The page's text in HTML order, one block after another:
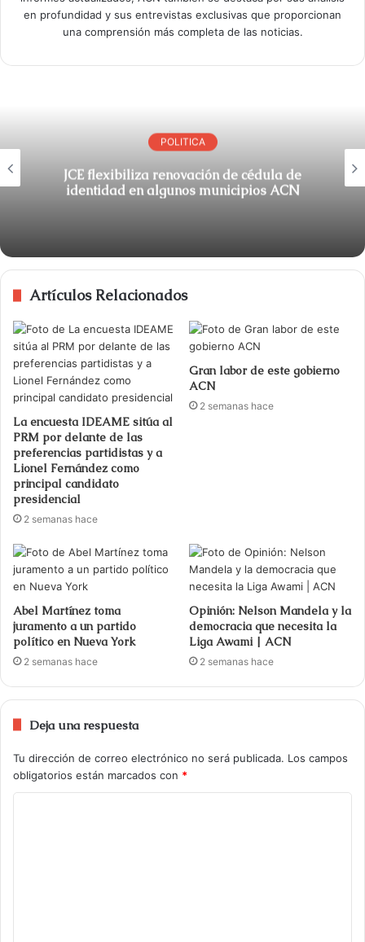
en profundidad y sus entrevistas exclusivas que proporcionan
una comprensión más completa de las noticias.
POLITICA
JCE flexibiliza renovación de cédula de
identidad en algunos municipios ACN
Artículos Relacionados
La encuesta IDEAME sitúa al
PRM por delante de las
preferencias partidistas y a
Lionel Fernández como
principal candidato
presidencial
2 semanas hace
Gran labor de este gobierno
ACN
2 semanas hace
Abel Martínez toma
juramento a un partido
político en Nueva York
2 semanas hace
Opinión: Nelson Mandela y la
democracia que necesita la
Liga Awami | ACN
2 semanas hace
Deja una respuesta
Tu dirección de correo electrónico no será publicada. Los campos
obligatorios están marcados con *